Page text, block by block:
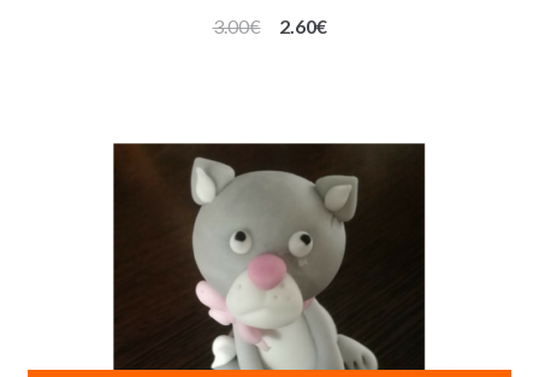
3.00€
Algne
2.60€Praegune